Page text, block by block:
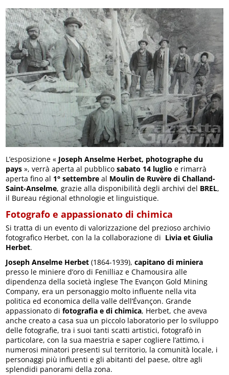
L’esposizione « Joseph Anselme Herbet, photographe du
pays», verrà aperta al pubblicosabato 14 luglio e rimarrà
aperta fino al 1° settembre al Moulin de Ruvère di Challand-
Saint-Anselme, grazie alla disponibilità degli archivi del BREL,
il Bureau régional ethnologie et linguistique.
Fotografo e appassionato di chimica
Si tratta di un evento di valorizzazione del prezioso archivio
fotografico Herbet, con la la collaborazione di Livia et Giulia
Herbet.
Joseph Anselme Herbet (1864-1939),capitano di miniera
presso le miniere d’oro di Fenilliaz e Chamousira alle
dipendenza della società inglese The Evançon Gold Mining
Company, era un personaggio molto influente nella vita
politica ed economica della valle dell’Évançon. Grande
appassionato difotografia e di chimica, Herbet, che aveva
anche creato a casa sua un piccolo laboratorio per lo sviluppo
delle fotografie, tra i suoi tanti scatti artistici, fotografò in
particolare, con la sua maestria e saper cogliere l’attimo, i
numerosi minatori presenti sul territorio, la comunità locale, i
personaggi più influenti e gli abitanti del paese, oltre agli
splendidi panorami della zona.